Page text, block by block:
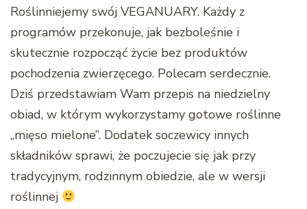
Roślinniejemy swój VEGANUARY. Każdy z
programów przekonuje, jak bezboleśnie i
skutecznie rozpocząć życie bez produktów
pochodzenia zwierzęcego. Polecam serdecznie.
Dziś przedstawiam Wam przepis na niedzielny
obiad, w którym wykorzystamy gotowe roślinne
„mięso mielone”. Dodatek soczewicy innych
składników sprawi, że poczujecie się jak przy
tradycyjnym, rodzinnym obiedzie, ale w wersji
roślinnej